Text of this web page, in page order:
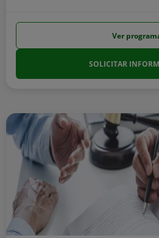
Ver
SOLICITAR